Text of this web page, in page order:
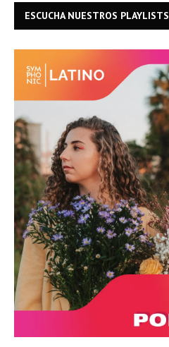
ESCUCHA NUESTROS PLAYLISTS